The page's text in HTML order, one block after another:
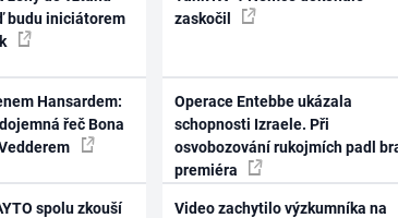
budu iniciátorem
Hansardem:
řeč Bona
spolu zkouší
zaskočil
Operace Entebbe ukázala
schopnosti Izraele. Při
osvobozování rukojmích padl
premiéra
Video zachytilo výzkumníka na